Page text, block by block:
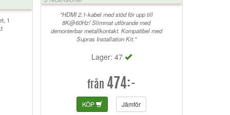
1
"HDMI 2.1-kabel med stöd för upp till
8K@60Hz! Slimmat utförande med
demonterbar metallkontakt. Kompatibel med
Supras Installation Kit."
Lager: 47
från 474:-
KÖP Jämför